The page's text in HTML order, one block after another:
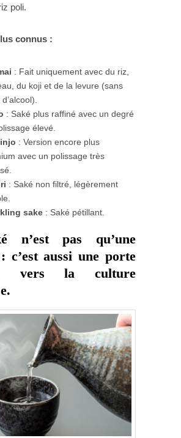
poli.
connus :
: Fait uniquement avec du riz,
du koji et de la levure (sans
: Saké plus raffiné avec un degré
élevé.
: Version encore plus
avec un polissage très
: Saké non filtré, légèrement
sake: Saké pétillant.
n’est pas qu’une
c’est aussi une porte
vers la culture